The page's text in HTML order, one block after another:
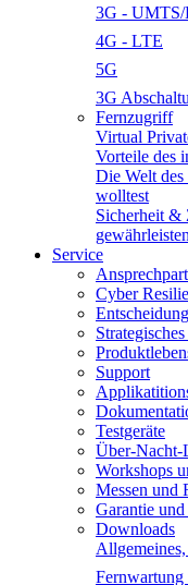
3G -
4G - LTE
5G
3G
Fernzugriff
Virtual
Vorteile des
Die Welt des
wolltest
Sicherheit &
gewährleisten
Service
Cyber
Support
Testgeräte
Über-Nacht-
Workshops
Messen und
Garantie
Downloads